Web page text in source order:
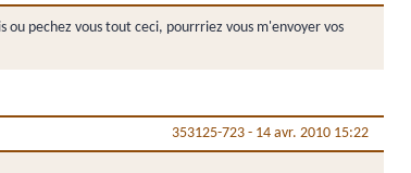
pechez vous tout ceci, pourrriez vous m'envoyer vos
353125-723 - 14 avr. 2010 15:22